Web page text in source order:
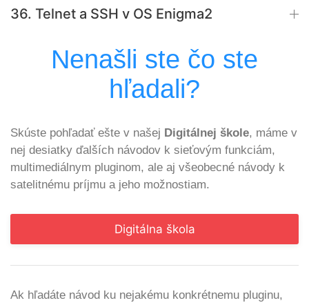
36. Telnet a SSH v OS Enigma2
Nenašli ste čo ste
hľadali?
Skúste pohľadať ešte v našej Digitálnej škole, máme v
nej desiatky ďalších návodov k sieťovým funkciám,
multimediálnym pluginom, ale aj všeobecné návody k
satelitnému príjmu a jeho možnostiam.
Digitálna škola
Ak hľadáte návod ku nejakému konkrétnemu pluginu,